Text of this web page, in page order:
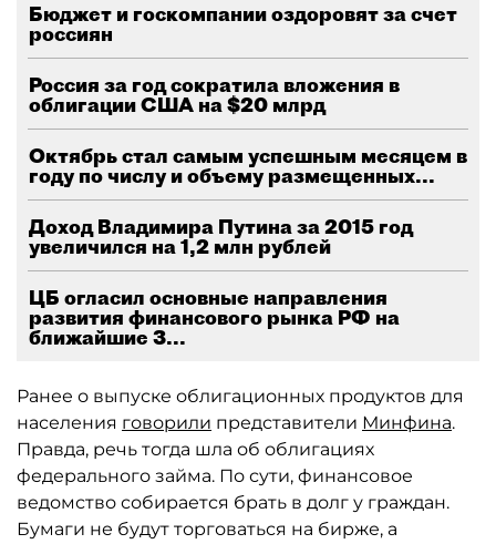
Бюджет и госкомпании оздоровят за счет
россиян
Россия за год сократила вложения в
облигации США на $20 млрд
Октябрь стал самым успешным месяцем в
году по числу и объему размещенных...
Доход Владимира Путина за 2015 год
увеличился на 1,2 млн рублей
ЦБ огласил основные направления
развития финансового рынка РФ на
ближайшие 3...
Ранее о выпуске облигационных продуктов для
населения говорили представители Минфина.
Правда, речь тогда шла об облигациях
федерального займа. По сути, финансовое
ведомство собирается брать в долг у граждан.
Бумаги не будут торговаться на бирже, а